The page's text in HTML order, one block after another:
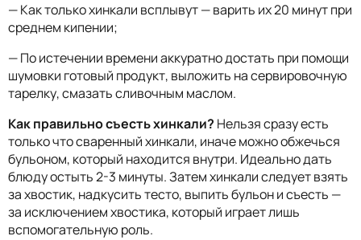
— Как только хинкали всплывут — варить их 20 минут при
среднем кипении;
— По истечении времени аккуратно достать при помощи
шумовки готовый продукт, выложить на сервировочную
тарелку, смазать сливочным маслом.
Как правильно съесть хинкали? Нельзя сразу есть
только что сваренный хинкали, иначе можно обжечься
бульоном, который находится внутри. Идеально дать
блюду остыть 2-3 минуты. Затем хинкали следует взять
за хвостик, надкусить тесто, выпить бульон и съесть —
за исключением хвостика, который играет лишь
вспомогательную роль.